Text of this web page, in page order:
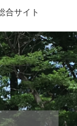
合サイト